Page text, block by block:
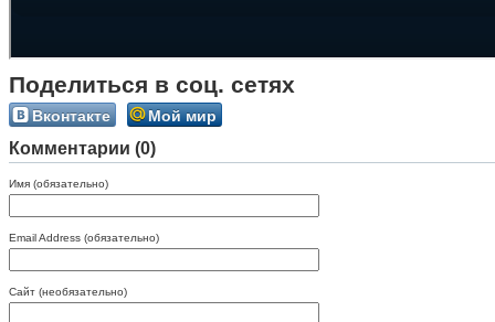
Поделиться в соц. сетях
Вконтакте Мой мир
Комментарии (0)
Имя (обязательно)
Email Address (обязательно)
Сайт (необязательно)